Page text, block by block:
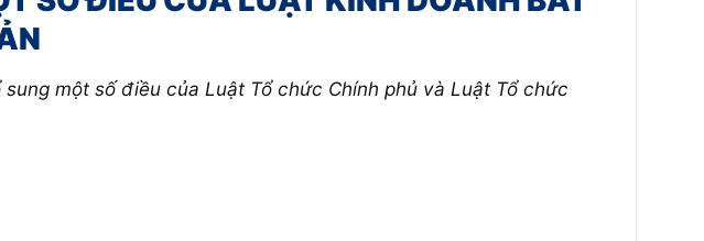
một số điều của Luật Tổ chức Chính phủ và Luật Tổ chức